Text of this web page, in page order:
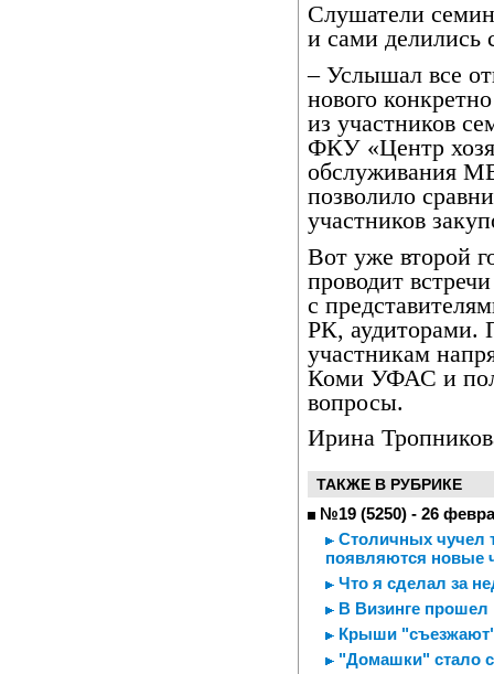
Слушатели
и сами делились
– Услышал все
нового
из участников
ФКУ «Центр
обслуживания
позволило
участников
Вот уже второй
проводит
с
РК, аудиторами.
участникам
Коми УФАС и
вопросы.
Ирина
ТАКЖЕ В РУБРИКЕ
№19 (5250) - 26
Столичных чучел
появляются новые
Что я сделал за
В Визинге
Крыши
"Домашки" стало